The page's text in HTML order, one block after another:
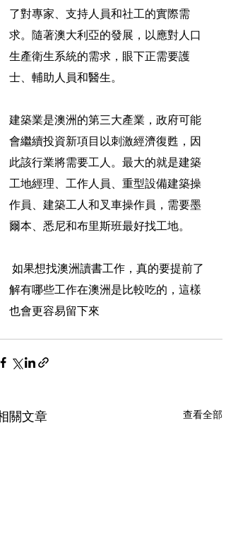
了對專家、支持人員和社工的實際需
求。隨著澳大利亞的發展，以應對人口
生產衛生系統的需求，眼下正需要護
士、輔助人員和醫生。
建築業是澳洲的第三大產業，政府可能
會繼續投資新項目以刺激經濟復甦，因
此該行業將需要工人。最大的就是建築
工地經理、工作人員、重型設備建築操
作員、建築工人和叉車操作員，需要墨
爾本、悉尼和布里斯班最好找工地。
解有哪些工作在澳洲是比較吃的，這樣
也會更容易留下來
關文章 查看全部